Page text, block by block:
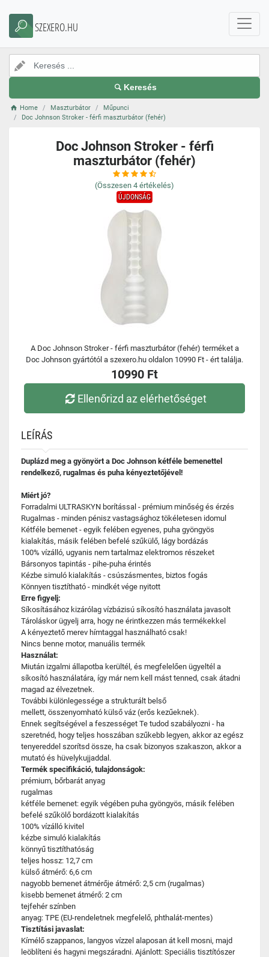
SZEXERO.HU
Keresés
Home Maszturbátor
Műpunci
Doc Johnson Stroker - férfi maszturbátor (fehér)
Doc Johnson Stroker - férfi
maszturbátor (fehér)
(Összesen 4 értékelés)
ÚJDONSÁG
A Doc Johnson Stroker - férfi maszturbátor (fehér) terméket a
Doc Johnson gyártótól a szexero.hu oldalon 10990 Ft - ért találja.
10990 Ft
Ellenőrizd az elérhetőséget
LEÍRÁS
Duplázd meg a gyönyört a Doc Johnson kétféle bemenettel
rendelkező, rugalmas és puha kényeztetőjével!
Miért jó?
Forradalmi ULTRASKYN borítással - prémium minőség és érzés
Rugalmas - minden pénisz vastagsághoz tökéletesen idomul
Kétféle bemenet - egyik felében egyenes, puha gyöngyös
kialakítás, másik felében befelé szűkülő, lágy bordázás
100% vízálló, ugyanis nem tartalmaz elektromos részeket
Bársonyos tapintás - pihe-puha érintés
Kézbe simuló kialakítás - csúszásmentes, biztos fogás
Könnyen tisztítható - mindkét vége nyitott
Erre figyelj:
Síkosításához kizárólag vízbázisú síkosító használata javasolt
Tároláskor ügyelj arra, hogy ne érintkezzen más termékekkel
A kényeztető merev hímtaggal használható csak!
Nincs benne motor, manuális termék
Használat:
Miután izgalmi állapotba kerültél, és megfelelően ügyeltél a
síkosító használatára, így már nem kell mást tenned, csak átadni
magad az élvezetnek.
További különlegessége a strukturált belső
mellett, összenyomható külső váz (erős kezűeknek).
Ennek segítségével a feszességet Te tudod szabályozni - ha
szeretnéd, hogy teljes hosszában szűkebb legyen, akkor az egész
tenyereddel szorítsd össze, ha csak bizonyos szakaszon, akkor a
mutató és hüvelykujjaddal.
Termék specifikáció, tulajdonságok:
prémium, bőrbarát anyag
rugalmas
kétféle bemenet: egyik végében puha gyöngyös, másik felében
befelé szűkölő bordázott kialakítás
100% vízálló kivitel
kézbe simuló kialakítás
könnyű tisztíthatóság
teljes hossz: 12,7 cm
külső átmérő: 6,6 cm
nagyobb bemenet átmérője átmérő: 2,5 cm (rugalmas)
kisebb bemenet átmérő: 2 cm
tejfehér színben
anyag: TPE (EU-rendeletnek megfelelő, phthalát-mentes)
Tisztítási javaslat:
Kímélő szappanos, langyos vízzel alaposan át kell mosni, majd
leöblíteni és hagyni megszáradni. Ajánlott: Speciális tisztítószer